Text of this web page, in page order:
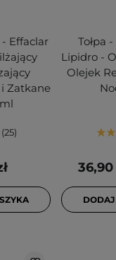
- Effaclar
i Zatkane
25
Tołpa
Lipidro -
Olejek
36,90